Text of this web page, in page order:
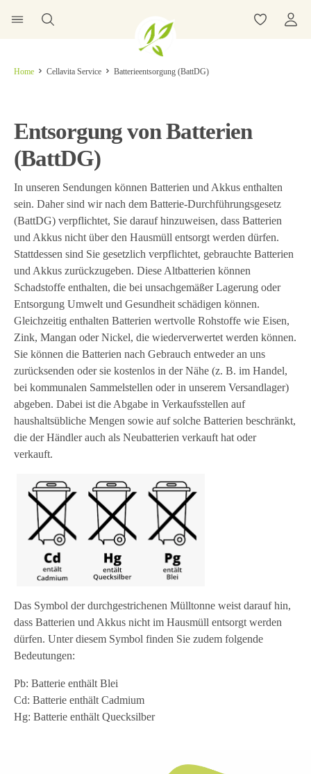
Home Cellavita Service Batterieentsorgung (BattDG)
Entsorgung von Batterien
(BattDG)
In unseren Sendungen können Batterien und Akkus enthalten
sein. Daher sind wir nach dem Batterie-Durchführungsgesetz
(BattDG) verpflichtet, Sie darauf hinzuweisen, dass Batterien
und Akkus nicht über den Hausmüll entsorgt werden dürfen.
Stattdessen sind Sie gesetzlich verpflichtet, gebrauchte Batterien
und Akkus zurückzugeben. Diese Altbatterien können
Schadstoffe enthalten, die bei unsachgemäßer Lagerung oder
Entsorgung Umwelt und Gesundheit schädigen können.
Gleichzeitig enthalten Batterien wertvolle Rohstoffe wie Eisen,
Zink, Mangan oder Nickel, die wiederverwertet werden können.
Sie können die Batterien nach Gebrauch entweder an uns
zurücksenden oder sie kostenlos in der Nähe (z. B. im Handel,
bei kommunalen Sammelstellen oder in unserem Versandlager)
abgeben. Dabei ist die Abgabe in Verkaufsstellen auf
haushaltsübliche Mengen sowie auf solche Batterien beschränkt,
die der Händler auch als Neubatterien verkauft hat oder
verkauft.
Das Symbol der durchgestrichenen Mülltonne weist darauf hin,
dass Batterien und Akkus nicht im Hausmüll entsorgt werden
dürfen. Unter diesem Symbol finden Sie zudem folgende
Bedeutungen:
Pb: Batterie enthält Blei
Cd: Batterie enthält Cadmium
Hg: Batterie enthält Quecksilber